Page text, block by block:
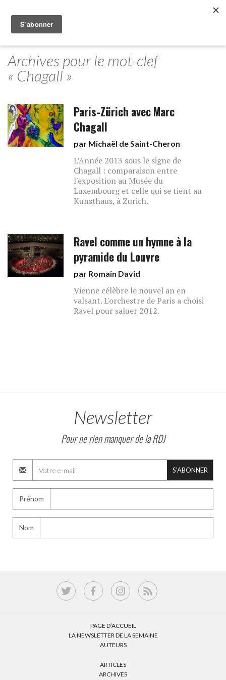
Archives pour le mot-clef
« Chagall »
Paris-Zürich avec Marc
Chagall
par Michaël de Saint-Cheron
L’Année 2013 sous le signe de
Chagall : comparaison entre
l'exposition au Musée du
Luxembourg et celle qui se tient au
Kunsthaus, à Zurich.
Ravel comme un hymne à la
pyramide du Louvre
par Romain David
Vienne célèbre le nouvel an en
valsant. L'orchestre de Paris a choisi
Ravel pour saluer 2012.
Newsletter
Pour ne rien manquer de la RDJ
S'ABONNER
Prénom
Nom
PAGE D’ACCUEIL
LA NEWSLETTER DE LA SEMAINE
AUTEURS
ARTICLES
ARCHIVES